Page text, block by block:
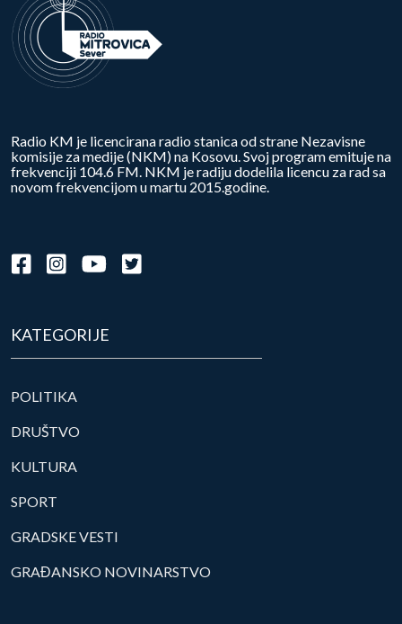
Radio KM je licencirana radio stanica od strane Nezavisne
komisije za medije (NKM) na Kosovu. Svoj program emituje na
frekvenciji 104.6 FM. NKM je radiju dodelila licencu za rad sa
novom frekvencijom u martu 2015.godine.
KATEGORIJE
POLITIKA
DRUŠTVO
KULTURA
SPORT
GRADSKE VESTI
GRAĐANSKO NOVINARSTVO